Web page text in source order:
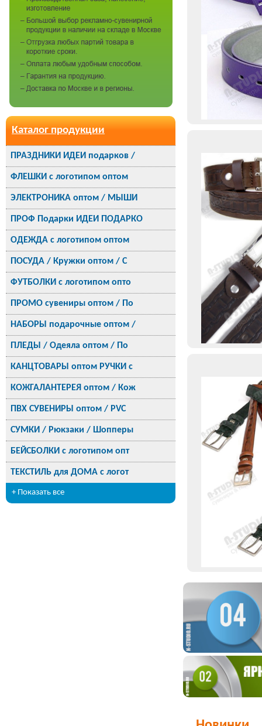
Каталог продукции
ПРАЗДНИКИ ИДЕИ подарков /
ФЛЕШКИ с логотипом оптом
ЭЛЕКТРОНИКА оптом / МЫШИ
ПРОФ Подарки ИДЕИ ПОДАРКО
ОДЕЖДА с логотипом оптом
ПОСУДА / Кружки оптом / С
ФУТБОЛКИ с логотипом опто
ПРОМО сувениры оптом / По
НАБОРЫ подарочные оптом /
ПЛЕДЫ / Одеяла оптом / По
КАНЦТОВАРЫ оптом РУЧКИ с
КОЖГАЛАНТЕРЕЯ оптом / Кож
ПВХ СУВЕНИРЫ оптом / PVC
СУМКИ / Рюкзаки / Шопперы
БЕЙСБОЛКИ с логотипом опт
ТЕКСТИЛЬ для ДОМА с логот
+ Показать все